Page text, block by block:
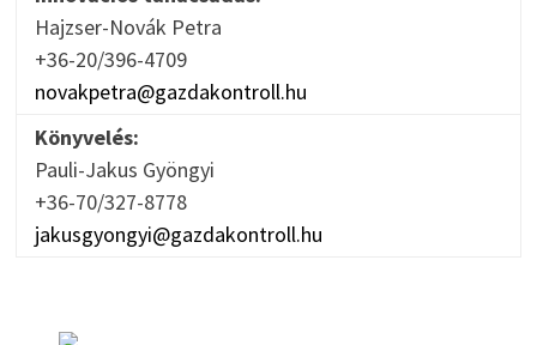
Hajzser-Novák Petra
+36-20/396-4709
novakpetra@gazdakontroll.hu
Könyvelés:
Pauli-Jakus Gyöngyi
+36-70/327-8778
jakusgyongyi@gazdakontroll.hu